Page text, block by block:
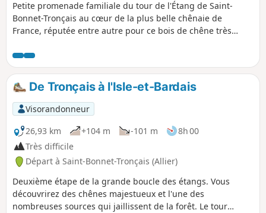
Petite promenade familiale du tour de l'Étang de Saint-
Bonnet-Tronçais au cœur de la plus belle chênaie de
France, réputée entre autre pour ce bois de chêne très
vignobles. Vous découvrirez de magnifiques chênes au fut
parfaitement rectilignes.
De Tronçais à l'Isle-et-Bardais
Visorandonneur
26,93 km
+104 m -101 m
8h 00
Très difficile
Départ à Saint-Bonnet-Tronçais (Allier)
Deuxième étape de la grande boucle des étangs. Vous
découvrirez des chênes majestueux et l'une des
nombreuses sources qui jaillissent de la forêt. Le tour